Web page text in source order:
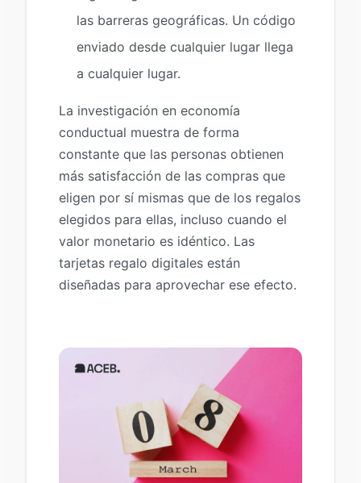
las barreras geográficas. Un código
enviado desde cualquier lugar llega
a cualquier lugar.
La investigación en economía
conductual muestra de forma
constante que las personas obtienen
más satisfacción de las compras que
eligen por sí mismas que de los regalos
elegidos para ellas, incluso cuando el
valor monetario es idéntico. Las
tarjetas regalo digitales están
diseñadas para aprovechar ese efecto.